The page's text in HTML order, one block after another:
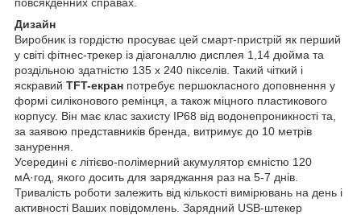
Дизайн
Виробник із гордістю просуває цей смарт-пристрій як перший
у світі фітнес-трекер із діагоналлю дисплея 1,14 дюйма та
роздільною здатністю 135 x 240 пікселів. Такий чіткий і
яскравий TFT-екран потребує першокласного доповнення у
формі силіконового ремінця, а також міцного пластикового
корпусу. Він має клас захисту IP68 від водонепроникності та,
за заявою представників бренда, витримує до 10 метрів
занурення.
Усередині є літієво-полімерний акумулятор ємністю 120
мА·год, якого досить для заряджання раз на 5-7 днів.
Тривалість роботи залежить від кількості вимірювань на день і
активності Ваших повідомлень. Зарядний USB-штекер